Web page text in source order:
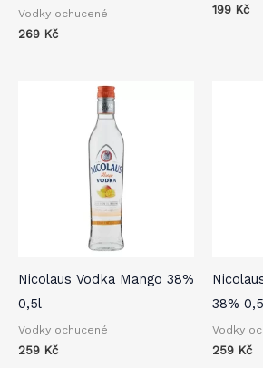
Vodky ochucené
269 Kč
199 Kč
Nicolaus Vodka Mango 38%
0,5l
Vodky ochucené
259 Kč
38%
Vodky
259 Kč